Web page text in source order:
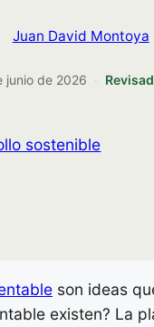
Juan David Montoya
junio de 2026 ·
sostenible
son ideas
existen? La